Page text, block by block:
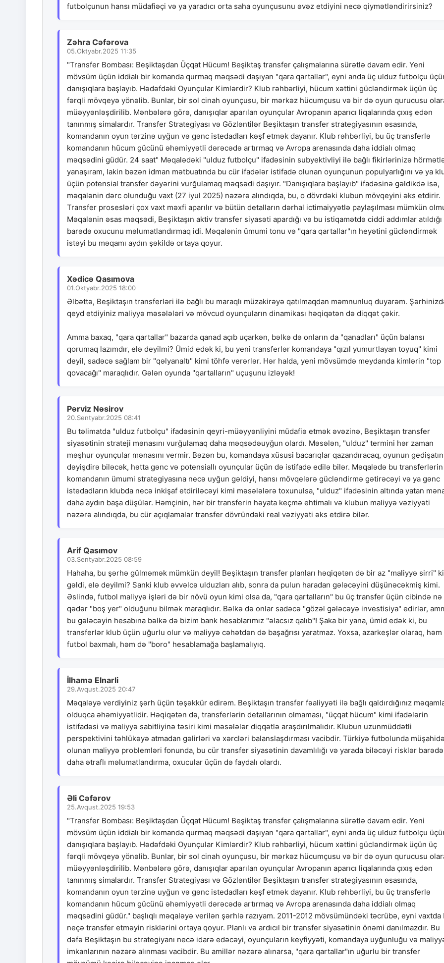
futbolçunun hansı müdafiəçi və ya yaradıcı orta saha oyunçusunu əvəz etdiyini necə qiymətləndirirsiniz?
Zəhra Cəfərova
05.Oktyabr.2025 11:35
"Transfer Bombası: Beşiktaşdan Üçqat Hücum! Beşiktaş transfer çalışmalarına sürətlə davam edir. Yeni
mövsüm üçün iddialı bir komanda qurmaq məqsədi daşıyan "qara qartallar", eyni anda üç ulduz futbolçu
danışıqlara başlayıb. Hədəfdəki Oyunçular Kimlərdir? Klub rəhbərliyi, hücum xəttini gücləndirmək üçün üç
fərqli mövqeyə yönəlib. Bunlar, bir sol cinah oyunçusu, bir mərkəz hücumçusu və bir də oyun qurucusu
müəyyənləşdirilib. Mənbələrə görə, danışıqlar aparılan oyunçular Avropanın aparıcı liqalarında çıxış edən
tanınmış simalardır. Transfer Strategiyası və Gözləntilər Beşiktaşın transfer strategiyasının əsasında,
komandanın oyun tərzinə uyğun və gənc istedadları kəşf etmək dayanır. Klub rəhbərliyi, bu üç transferlə
komandanın hücum gücünü əhəmiyyətli dərəcədə artırmaq və Avropa arenasında daha iddialı olmaq
məqsədini güdür. 24 saat" Məqalədəki "ulduz futbolçu" ifadəsinin subyektivliyi ilə bağlı fikirlərinizə
yanaşıram, lakin bəzən idman mətbuatında bu cür ifadələr istifadə olunan oyunçunun populyarlığını və ya
üçün potensial transfer dəyərini vurğulamaq məqsədi daşıyır. "Danışıqlara başlayıb" ifadəsinə gəldikdə isə,
məqalənin dərc olunduğu vaxt (27 iyul 2025) nəzərə alındıqda, bu, o dövrdəki klubun mövqeyini əks etdirir.
Transfer prosesləri çox vaxt məxfi aparılır və bütün detalların dərhal ictimaiyyətlə paylaşılması mümkün
Məqalənin əsas məqsədi, Beşiktaşın aktiv transfer siyasəti apardığı və bu istiqamətdə ciddi addımlar atıldığı
barədə oxucunu məlumatlandırmaq idi. Məqalənin ümumi tonu və "qara qartallar"ın heyətini gücləndirmək
istəyi bu məqamı aydın şəkildə ortaya qoyur.
Xədicə Qasımova
01.Oktyabr.2025 18:00
Əlbəttə, Beşiktaşın transferləri ilə bağlı bu maraqlı müzakirəyə qatılmaqdan məmnunluq duyarəm.
qeyd etdiyiniz maliyyə məsələləri və mövcud oyunçuların dinamikası həqiqətən də diqqət çəkir.
Amma baxaq, "qara qartallar" bazarda qanad açıb uçarkən, bəlkə də onların da "qanadları" üçün balansı
qorumaq lazımdır, elə deyilmi? Ümid edək ki, bu yeni transferlər komandaya "qızıl yumurtlayan toyuq" kimi
deyil, sadəcə sağlam bir "qəlyanaltı" kimi töhfə verərlər. Hər halda, yeni mövsümdə meydanda kimlərin "top
qovacağı" maraqlıdır. Gələn oyunda "qartalların" uçuşunu izləyək!
Pərviz Nəsirov
20.Sentyabr.2025 08:41
Bu təlimatda "ulduz futbolçu" ifadəsinin qeyri-müəyyənliyini müdafiə etmək əvəzinə, Beşiktaşın transfer
siyasətinin strateji mənasını vurğulamaq daha məqsədəuyğun olardı. Məsələn, "ulduz" termini hər zaman
məşhur oyunçular mənasını vermir. Bəzən bu, komandaya xüsusi bacarıqlar qazandıracaq, oyunun
dəyişdirə biləcək, hətta gənc və potensiallı oyunçular üçün də istifadə edilə bilər. Məqalədə bu transferlərin
komandanın ümumi strategiyasına necə uyğun gəldiyi, hansı mövqelərə gücləndirmə gətirəcəyi və ya gənc
istedadların klubda necə inkişaf etdiriləcəyi kimi məsələlərə toxunulsa, "ulduz" ifadəsinin altında yatan
daha aydın başa düşülər. Həmçinin, hər bir transferin həyata keçmə ehtimalı və klubun maliyyə vəziyyəti
nəzərə alındıqda, bu cür açıqlamalar transfer dövründəki real vəziyyəti əks etdirə bilər.
Arif Qasımov
03.Sentyabr.2025 08:59
Hahaha, bu şərhə gülməmək mümkün deyil! Beşiktaşın transfer planları həqiqətən də bir az "maliyyə sirri"
gəldi, elə deyilmi? Sanki klub əvvəlcə ulduzları alıb, sonra da pulun haradan gələcəyini düşünəcəkmiş kimi.
Əslində, futbol maliyyə işləri də bir növü oyun kimi olsa da, "qara qartalların" bu üç transfer üçün cibində nə
qədər "boş yer" olduğunu bilmək maraqlıdır. Bəlkə də onlar sadəcə "gözəl gələcəyə investisiya" edirlər,
bu gələcəyin hesabına bəlkə də bizim bank hesablarımız "əlacsız qalıb"! Şaka bir yana, ümid edək ki, bu
transferlər klub üçün uğurlu olur və maliyyə cəhətdən də başağrısı yaratmaz. Yoxsa, azarkeşlər olaraq, həm
futbol baxmalı, həm də "boro" hesablamağa başlamalıyıq.
İlhamə Elnarli
29.Avqust.2025 20:47
Məqaləyə verdiyiniz şərh üçün təşəkkür edirəm. Beşiktaşın transfer fəaliyyəti ilə bağlı qaldırdığınız
olduqca əhəmiyyətlidir. Həqiqətən də, transferlərin detallarının olmaması, "üçqat hücum" kimi ifadələrin
istifadəsi və maliyyə sabitliyinə təsiri kimi məsələlər diqqətlə araşdırılmalıdır. Klubun uzunmüddətli
perspektivini təhlükəyə atmadan gəlirləri və xərcləri balanslaşdırması vacibdir. Türkiyə futbolunda müşahidə
olunan maliyyə problemləri fonunda, bu cür transfer siyasətinin davamlılığı və yarada biləcəyi risklər barədə
daha ətraflı məlumatlandırma, oxucular üçün də faydalı olardı.
Əli Cəfərov
25.Avqust.2025 19:53
"Transfer Bombası: Beşiktaşdan Üçqat Hücum! Beşiktaş transfer çalışmalarına sürətlə davam edir. Yeni
mövsüm üçün iddialı bir komanda qurmaq məqsədi daşıyan "qara qartallar", eyni anda üç ulduz futbolçu
danışıqlara başlayıb. Hədəfdəki Oyunçular Kimlərdir? Klub rəhbərliyi, hücum xəttini gücləndirmək üçün üç
fərqli mövqeyə yönəlib. Bunlar, bir sol cinah oyunçusu, bir mərkəz hücumçusu və bir də oyun qurucusu
müəyyənləşdirilib. Mənbələrə görə, danışıqlar aparılan oyunçular Avropanın aparıcı liqalarında çıxış edən
tanınmış simalardır. Transfer Strategiyası və Gözləntilər Beşiktaşın transfer strategiyasının əsasında,
komandanın oyun tərzinə uyğun və gənc istedadları kəşf etmək dayanır. Klub rəhbərliyi, bu üç transferlə
komandanın hücum gücünü əhəmiyyətli dərəcədə artırmaq və Avropa arenasında daha iddialı olmaq
məqsədini güdür." başlıqlı məqaləyə verilən şərhlə razıyam. 2011-2012 mövsümündəki təcrübə, eyni vaxtda
neçə transfer etməyin risklərini ortaya qoyur. Planlı və ardıcıl bir transfer siyasətinin önəmi danılmazdır. Bu
dəfə Beşiktaşın bu strategiyanı necə idarə edəcəyi, oyunçuların keyfiyyəti, komandaya uyğunluğu və
imkanlarının nəzərə alınması vacibdir. Bu amillər nəzərə alınarsa, "qara qartallar"ın uğurlu bir transfer